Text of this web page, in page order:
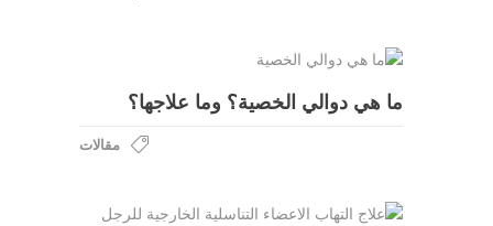
ما هي دوالي الخصية؟ وما علاجها؟
مقالات